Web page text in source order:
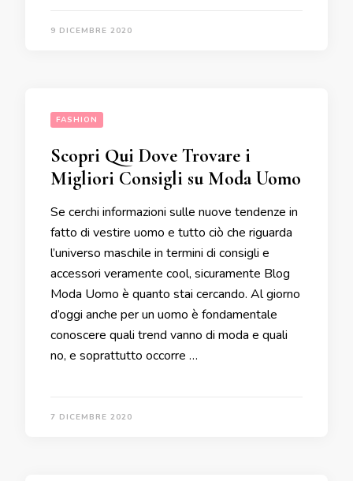
9 DICEMBRE 2020
FASHION
Scopri Qui Dove Trovare i
Migliori Consigli su Moda Uomo
Se cerchi informazioni sulle nuove tendenze in
fatto di vestire uomo e tutto ciò che riguarda
l’universo maschile in termini di consigli e
accessori veramente cool, sicuramente Blog
Moda Uomo è quanto stai cercando. Al giorno
d’oggi anche per un uomo è fondamentale
conoscere quali trend vanno di moda e quali
no, e soprattutto occorre …
7 DICEMBRE 2020